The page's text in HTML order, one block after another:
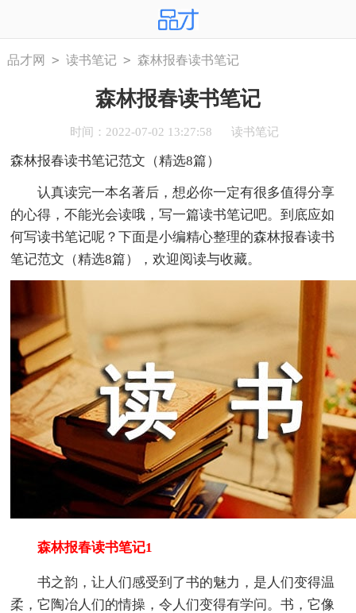
品才网 > 读书笔记 > 森林报春读书笔记
森林报春读书笔记
时间：2022-07-02 13:27:58 读书笔记
森林报春读书笔记范文（精选8篇）
认真读完一本名著后，想必你一定有很多值得分享
的心得，不能光会读哦，写一篇读书笔记吧。到底应如
何写读书笔记呢？下面是小编精心整理的森林报春读书
笔记范文（精选8篇），欢迎阅读与收藏。
森林报春读书笔记1
书之韵，让人们感受到了书的魅力，是人们变得温
柔，它陶冶人们的情操，令人们变得有学问。书，它像